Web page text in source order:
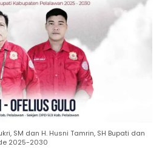
SM dan H. Husni Tamrin, SH Bupati dan
2025-2030